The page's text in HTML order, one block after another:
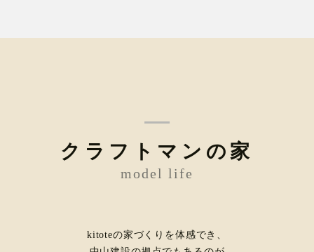
クラフトマンの家
model life
kitoteの家づくりを体感でき、